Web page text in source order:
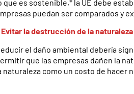
que es sostenible,* la UE debe
puedan ser comparados y
Evitar la destrucción de la
el daño ambiental debería
que las empresas dañen la
naturaleza como un costo de hacer